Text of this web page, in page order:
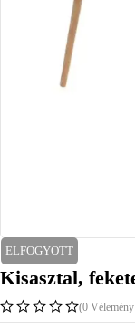
ELFOGYOTT
Kisasztal,
(0